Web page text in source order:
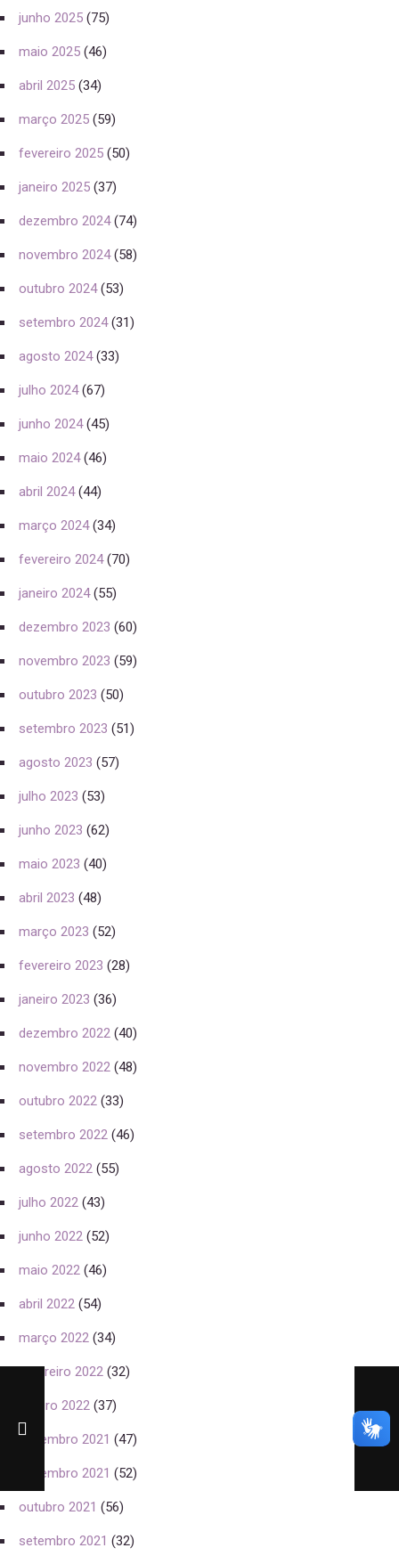
junho 2025 (75)
maio 2025 (46)
abril 2025 (34)
março 2025 (59)
fevereiro 2025 (50)
janeiro 2025 (37)
dezembro 2024(74)
novembro 2024(58)
outubro 2024(53)
setembro 2024(31)
agosto 2024(33)
julho 2024(67)
junho 2024(45)
maio 2024(46)
abril 2024(44)
março 2024(34)
fevereiro 2024(70)
janeiro 2024(55)
dezembro 2023 (60)
novembro 2023 (59)
outubro 2023 (50)
setembro 2023 (51)
agosto 2023 (57)
julho 2023 (53)
junho 2023 (62)
maio 2023 (40)
abril 2023 (48)
março 2023 (52)
fevereiro 2023 (28)
janeiro 2023 (36)
dezembro 2022 (40)
novembro 2022 (48)
outubro 2022 (33)
setembro 2022 (46)
agosto 2022 (55)
julho 2022 (43)
junho 2022 (52)
maio 2022 (46)
abril 2022 (54)
março 2022 (34)
fevereiro 2022 (32)
janeiro 2022 (37)
dezembro 2021 (47)
novembro 2021 (52)
outubro 2021 (56)
setembro 2021 (32)